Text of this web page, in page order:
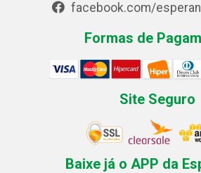
facebook.com/
Formas de
Site Seguro
Baixe já o APP da